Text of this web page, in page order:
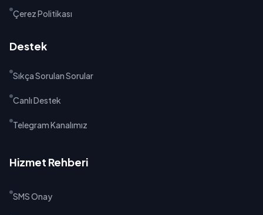
Çerez Politikası
Destek
Sıkça Sorulan Sorular
Canlı Destek
Telegram Kanalımız
Hizmet Rehberi
SMS Onay